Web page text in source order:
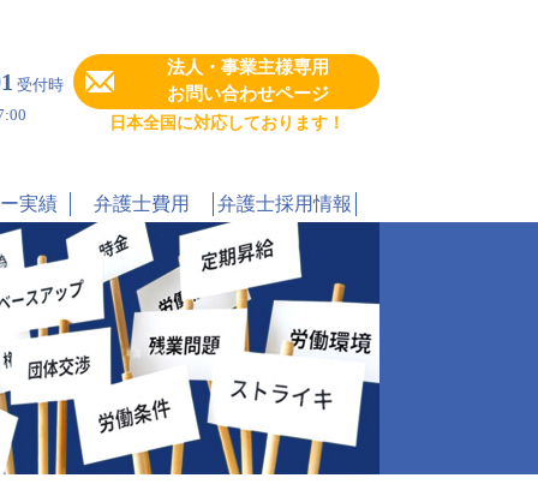
受付時
法人・事業主様専用
お問い合わせページ
日本全国に対応しております！
実績 弁護士費用 弁護士採用情報